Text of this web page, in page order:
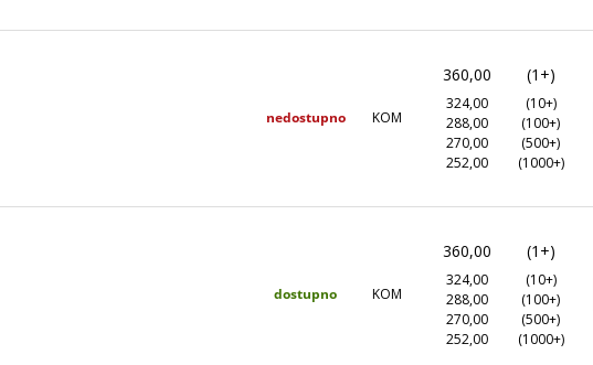
nedostupno KOM
360,00 (1+)
324,00
(10+)
288,00
(100+)
270,00
(500+)
252,00
(1000+)
dostupno KOM
360,00 (1+)
324,00
(10+)
288,00
(100+)
270,00
(500+)
252,00
(1000+)